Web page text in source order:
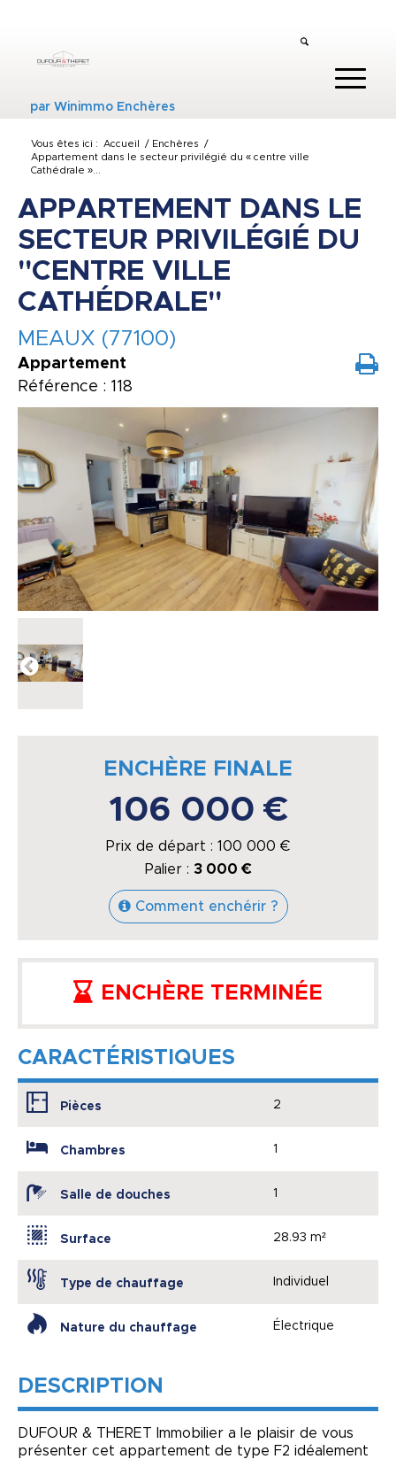
parWinimmo Enchères
Vous êtes ici : Accueil / Enchères
/
Appartement dans le secteur privilégié du « centre ville
Cathédrale »...
APPARTEMENT DANS LE
SECTEUR PRIVILÉGIÉ DU
"CENTRE VILLE
CATHÉDRALE"
MEAUX (77100)
Appartement
Référence : 118
ENCHÈRE FINALE
106 000 €
Prix de départ : 100 000 €
Palier : 3 000 €
Comment enchérir ?
ENCHÈRE TERMINÉE
CARACTÉRISTIQUES
Pièces 2
Chambres 1
Salle de douches 1
Surface 28.93 m²
Type de chauffage Individuel
Nature du chauffage Électrique
DESCRIPTION
DUFOUR & THERET Immobilier a le plaisir de vous
présenter cet appartement de type F2 idéalement